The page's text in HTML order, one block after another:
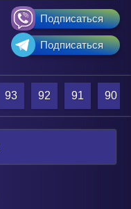
Подписаться
Подписаться
93 92 91 90